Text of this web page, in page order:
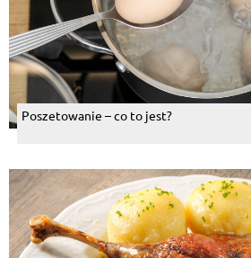
Poszetowanie – co to jest?